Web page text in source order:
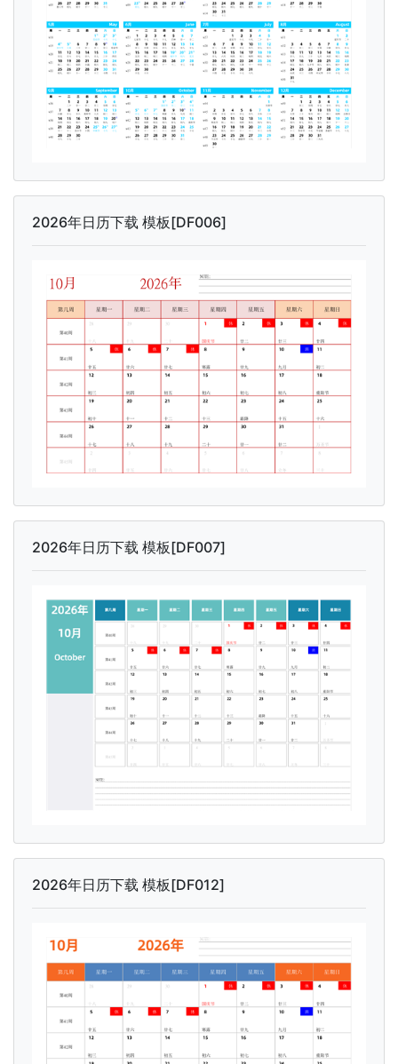
2026年日历下载 模板[DF006]
2026年日历下载 模板[DF007]
2026年日历下载 模板[DF012]